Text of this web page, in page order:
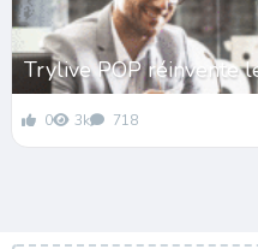
Trylive POP réinvente
0 3k 718